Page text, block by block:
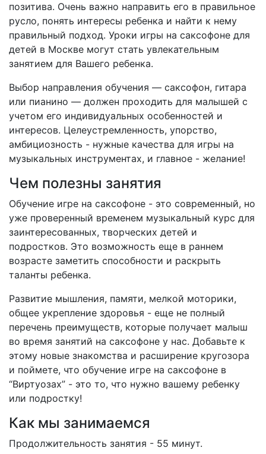
позитива. Очень важно направить его в правильное
русло, понять интересы ребенка и найти к нему
правильный подход. Уроки игры на саксофоне для
детей в Москве могут стать увлекательным
занятием для Вашего ребенка.
Выбор направления обучения — саксофон, гитара
или пианино — должен проходить для малышей с
учетом его индивидуальных особенностей и
интересов. Целеустремленность, упорство,
амбициозность - нужные качества для игры на
музыкальных инструментах, и главное - желание!
Чем полезны занятия
Обучение игре на саксофоне - это современный, но
уже проверенный временем музыкальный курс для
заинтересованных, творческих детей и
подростков. Это возможность еще в раннем
возрасте заметить способности и раскрыть
таланты ребенка.
Развитие мышления, памяти, мелкой моторики,
общее укрепление здоровья - еще не полный
перечень преимуществ, которые получает малыш
во время занятий на саксофоне у нас. Добавьте к
этому новые знакомства и расширение кругозора
и поймете, что обучение игре на саксофоне в
“Виртуозах” - это то, что нужно вашему ребенку
или подростку!
Как мы занимаемся
Продолжительность занятия - 55 минут.